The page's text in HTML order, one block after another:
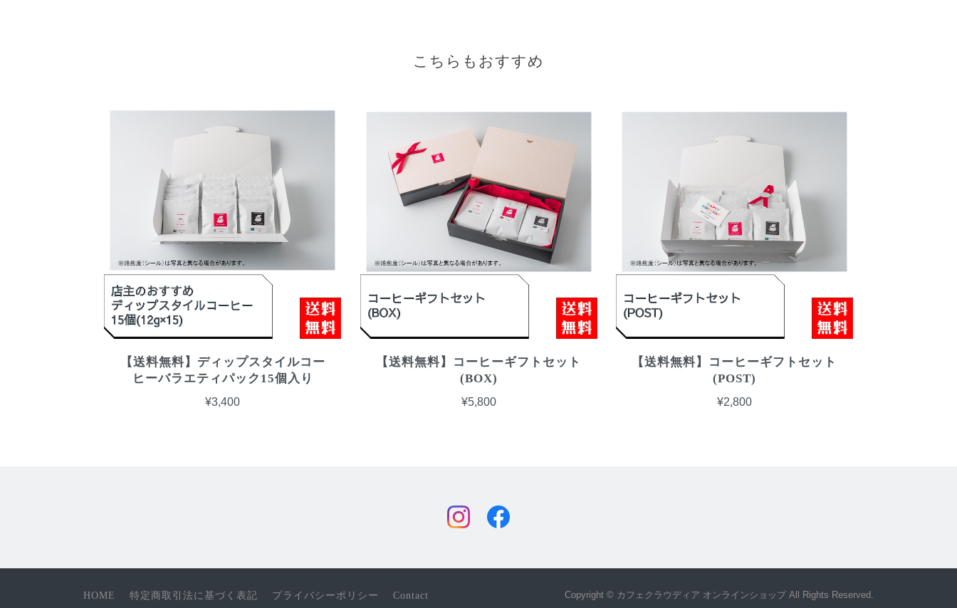
こちらもおすすめ
【送料無料】ディップスタイルコー
ヒーバラエティパック15個入り
¥3,400
【送料無料】コーヒーギフトセット
(BOX)
¥5,800
【送料無料】コーヒーギフトセット
(POST)
¥2,800
HOME 特定商取引法に基づく表記 プライバシーポリシー Contact Copyright © カフェクラウディア オンラインショップ All Rights Reserved.